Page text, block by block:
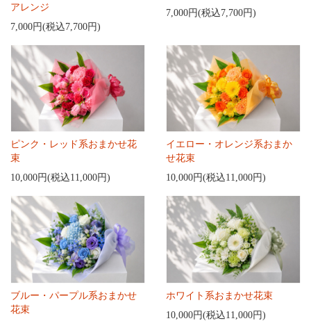
アレンジ
7,000円(税込7,700円)
7,000円(税込7,700円)
ピンク・レッド系おまかせ花
束
10,000円(税込11,000円)
イエロー・オレンジ系おまか
せ花束
10,000円(税込11,000円)
ブルー・パープル系おまかせ
花束
ホワイト系おまかせ花束
10,000円(税込11,000円)